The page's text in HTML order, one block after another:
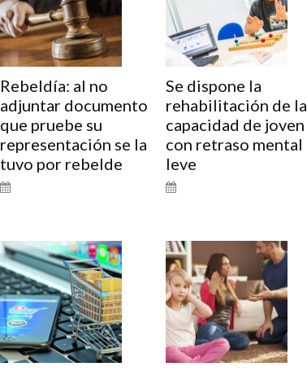
Rebeldía: al no
adjuntar documento
que pruebe su
representación se la
tuvo por rebelde
Se dispone la
rehabilitación de la
capacidad de joven
con retraso mental
leve